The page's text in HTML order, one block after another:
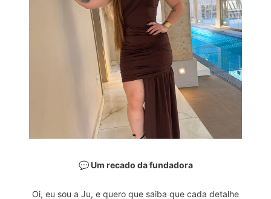
💬 Um recado da fundadora
Oi, eu sou a Ju, e quero que saiba que cada detalhe